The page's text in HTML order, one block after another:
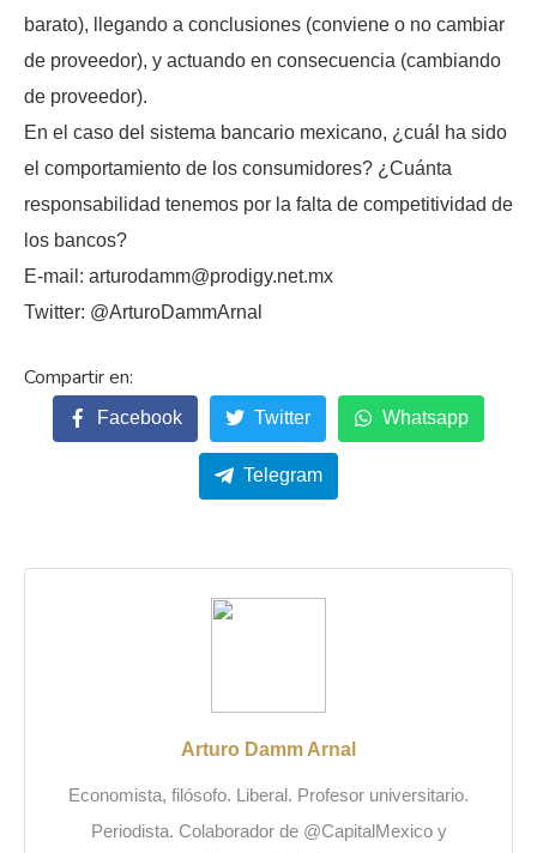
barato), llegando a conclusiones (conviene o no cambiar
de proveedor), y actuando en consecuencia (cambiando
de proveedor).
En el caso del sistema bancario mexicano, ¿cuál ha sido
el comportamiento de los consumidores? ¿Cuánta
responsabilidad tenemos por la falta de competitividad de
los bancos?
E-mail: arturodamm@prodigy.net.mx
Twitter: @ArturoDammArnal
Facebook Twitter Whatsapp
Telegram
Arturo Damm Arnal
Economista, filósofo. Liberal. Profesor universitario.
Periodista. Colaborador de @CapitalMexico y